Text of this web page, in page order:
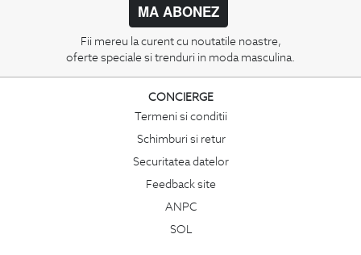
MA ABONEZ
Fii mereu la curent cu noutatile noastre,
oferte speciale si trenduri in moda masculina.
CONCIERGE
Termeni si conditii
Schimburi si retur
Securitatea datelor
Feedback site
ANPC
SOL